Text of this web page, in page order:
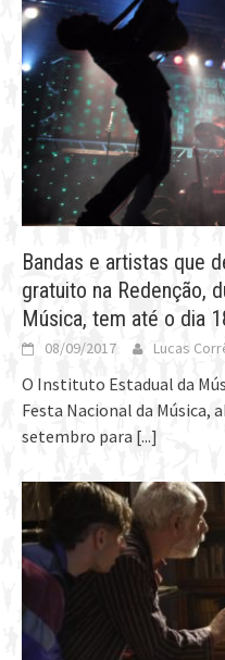
Bandas e artistas que
gratuito na Redenção,
Música, tem até o dia
08/09/2017 Lucas
O Instituto Estadual da
Festa Nacional da Música,
setembro para [...]